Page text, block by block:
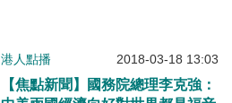
港人點播 2018-03-18 13:03
【焦點新聞】國務院總理李克強：